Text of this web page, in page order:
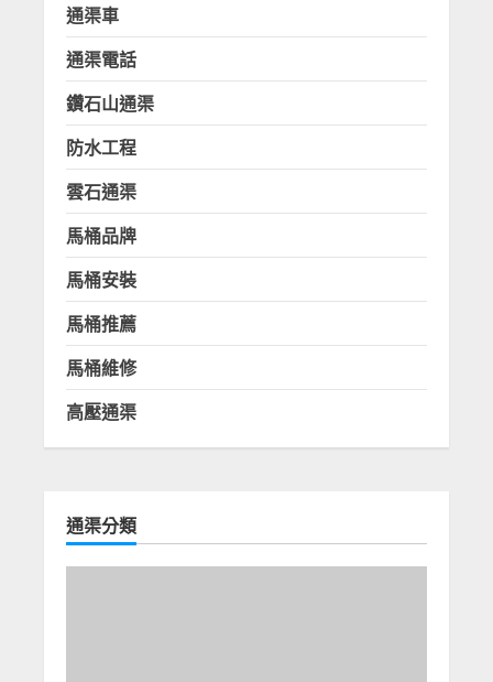
通渠車
通渠電話
鑽石山通渠
防水工程
雲石通渠
馬桶品牌
馬桶安裝
馬桶推薦
馬桶維修
高壓通渠
通渠分類